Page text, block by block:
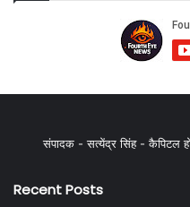
संपादक - सत्येंद्र सिंह - कैपिटल
Recent Posts